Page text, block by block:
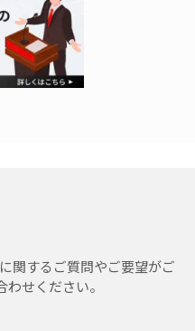
関するご質問やご要望がご
せください。